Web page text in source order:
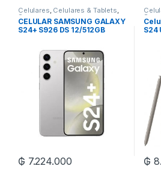
Celulares, Celulares & Tablets,
Samsung
CELULAR SAMSUNG GALAXY
S24+ S926 DS 12/512GB
₲ 7.224.000
S24
₲